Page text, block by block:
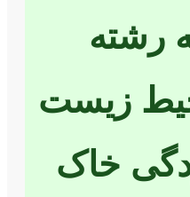
رشته
زیست
خاک